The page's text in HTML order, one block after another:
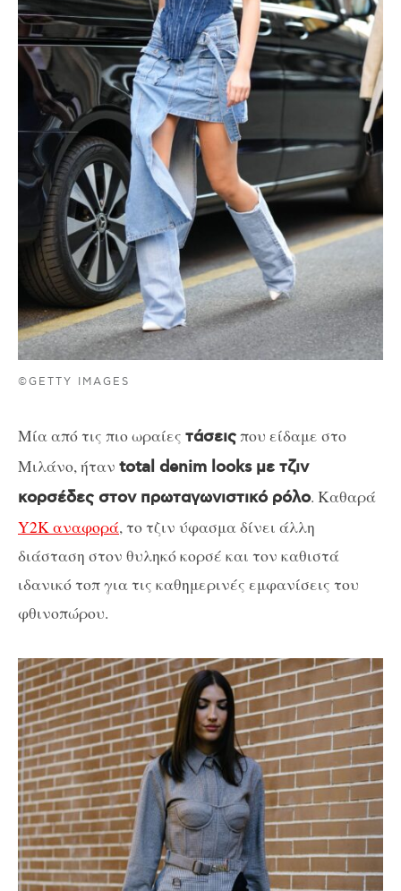
©GETTY IMAGES
Μία από τις πιο ωραίες τάσειςπου είδαμε στο
Μιλάνο, ήταν total denim looks με τζιν
κορσέδες στον πρωταγωνιστικό ρόλο. Καθαρά
Y2K αναφορά, το τζιν ύφασμα δίνει άλλη
διάσταση στον θυληκό κορσέ και τον καθιστά
ιδανικό τοπ για τις καθημερινές εμφανίσεις του
φθινοπώρου.